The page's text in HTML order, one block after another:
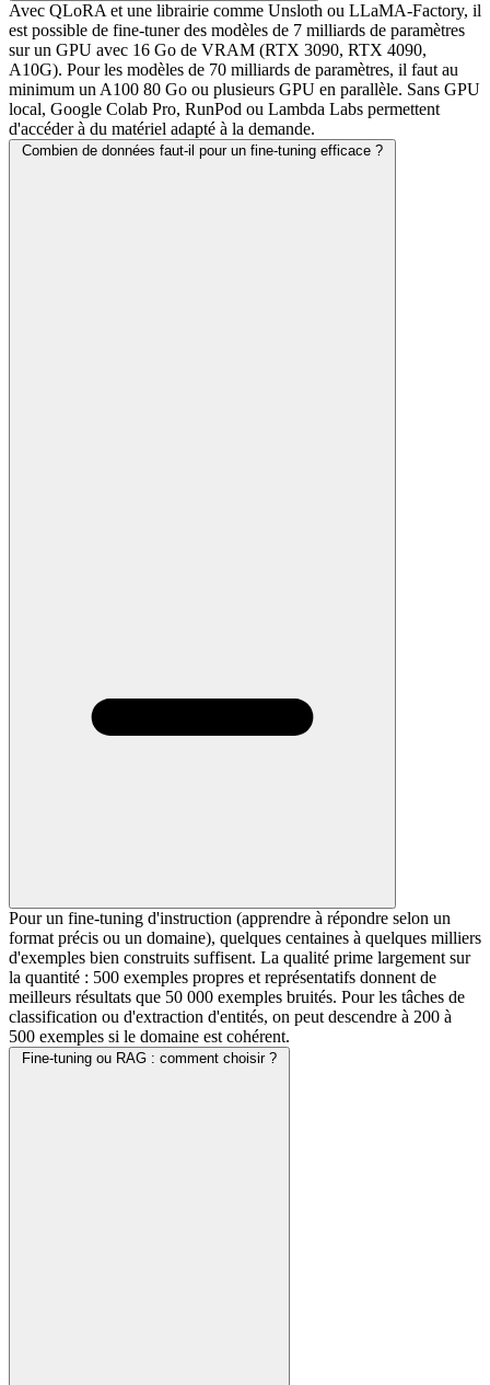
Avec QLoRA et une librairie comme Unsloth ou LLaMA-Factory, il
est possible de fine-tuner des modèles de 7 milliards de paramètres
sur un GPU avec 16 Go de VRAM (RTX 3090, RTX 4090,
A10G). Pour les modèles de 70 milliards de paramètres, il faut au
minimum un A100 80 Go ou plusieurs GPU en parallèle. Sans GPU
local, Google Colab Pro, RunPod ou Lambda Labs permettent
d'accéder à du matériel adapté à la demande.
Combien de données faut-il pour un fine-tuning efficace ?
Pour un fine-tuning d'instruction (apprendre à répondre selon un
format précis ou un domaine), quelques centaines à quelques milliers
d'exemples bien construits suffisent. La qualité prime largement sur
la quantité : 500 exemples propres et représentatifs donnent de
meilleurs résultats que 50 000 exemples bruités. Pour les tâches de
classification ou d'extraction d'entités, on peut descendre à 200 à
500 exemples si le domaine est cohérent.
Fine-tuning ou RAG : comment choisir ?